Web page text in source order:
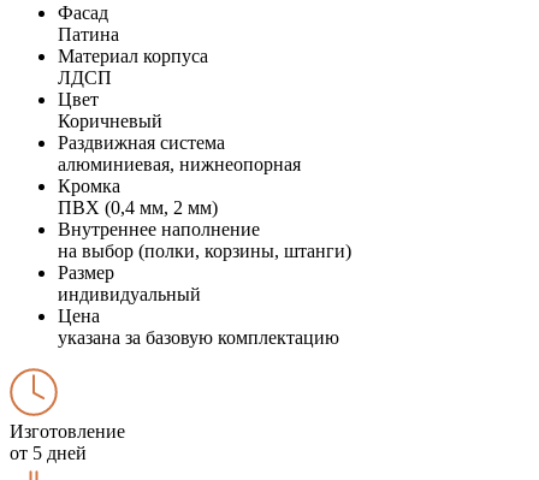
Фасад
Патина
Материал корпуса
ЛДСП
Цвет
Коричневый
Раздвижная система
алюминиевая, нижнеопорная
Кромка
ПВХ (0,4 мм, 2 мм)
Внутреннее наполнение
на выбор (полки, корзины, штанги)
Размер
индивидуальный
Цена
указана за базовую комплектацию
Изготовление
от 5 дней